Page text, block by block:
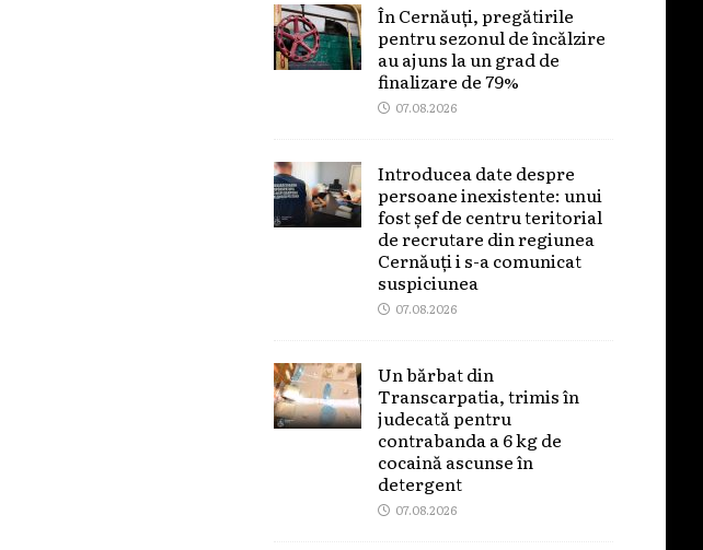
În Cernăuți, pregătirile
pentru sezonul de încălzire
au ajuns la un grad de
finalizare de 79%
07.08.2026
Introducea date despre
persoane inexistente: unui
fost șef de centru teritorial
de recrutare din regiunea
Cernăuți i s-a comunicat
suspiciunea
07.08.2026
Un bărbat din
Transcarpatia, trimis în
judecată pentru
contrabanda a 6 kg de
cocaină ascunse în
detergent
07.08.2026